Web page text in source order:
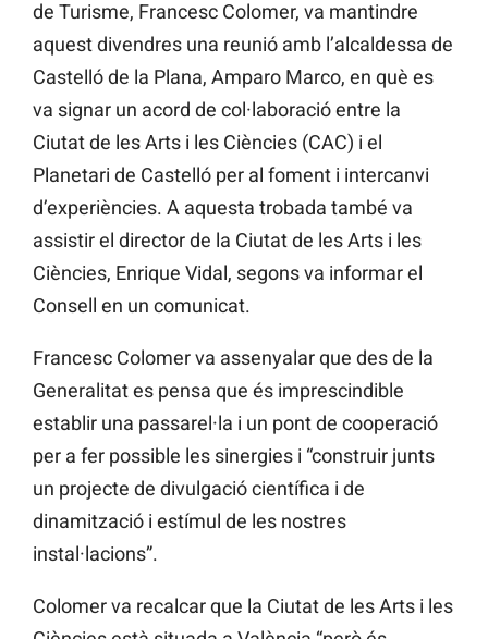
de Turisme, Francesc Colomer, va mantindre
aquest divendres una reunió amb l’alcaldessa de
Castelló de la Plana, Amparo Marco, en què es
va signar un acord de col·laboració entre la
Ciutat de les Arts i les Ciències (CAC) i el
Planetari de Castelló per al foment i intercanvi
d’experiències. A aquesta trobada també va
assistir el director de la Ciutat de les Arts i les
Ciències, Enrique Vidal, segons va informar el
Consell en un comunicat.
Francesc Colomer va assenyalar que des de la
Generalitat es pensa que és imprescindible
establir una passarel·la i un pont de cooperació
per a fer possible les sinergies i “construir junts
un projecte de divulgació científica i de
dinamització i estímul de les nostres
instal·lacions”.
Colomer va recalcar que la Ciutat de les Arts i les